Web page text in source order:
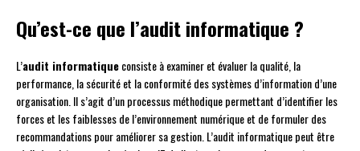
Qu’est-ce que l’audit informatique ?
L’audit informatiqueconsiste à examiner et évaluer la qualité, la
performance, la sécurité et la conformité des systèmes d’information d’une
organisation. Il s’agit d’un processus méthodique permettant d’identifier les
forces et les faiblesses de l’environnement numérique et de formuler des
recommandations pour améliorer sa gestion. L’audit informatique peut être